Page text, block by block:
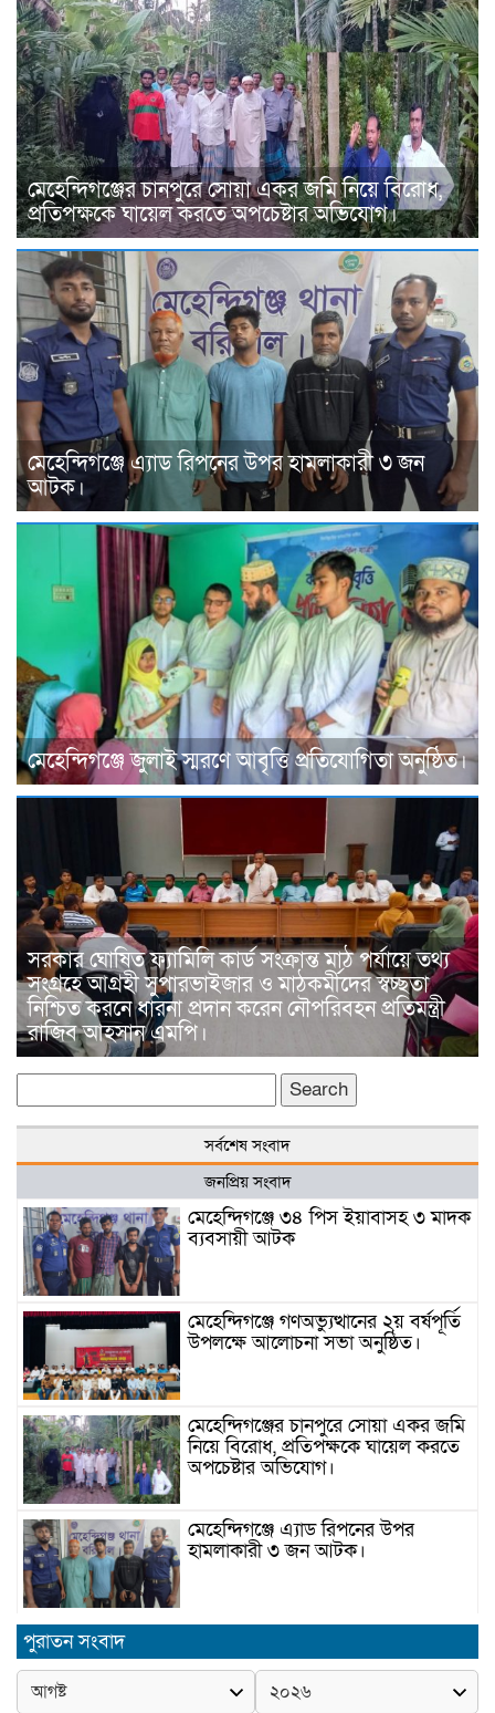
মেহেন্দিগঞ্জের চানপুরে সোয়া একর জমি নিয়ে বিরোধ,
প্রতিপক্ষকে ঘায়েল করতে অপচেষ্টার অভিযোগ।
মেহেন্দিগঞ্জে এ্যাড রিপনের উপর হামলাকারী ৩ জন
আটক।
মেহেন্দিগঞ্জে জুলাই স্মরণে আবৃত্তি প্রতিযোগিতা অনুষ্ঠিত।
সরকার ঘোষিত ফ্যামিলি কার্ড সংক্রান্ত মাঠ পর্যায়ে তথ্য
সংগ্রহে আগ্রহী সুপারভাইজার ও মাঠকর্মীদের স্বচ্ছতা
নিশ্চিত করনে ধারনা প্রদান করেন নৌপরিবহন প্রতিমন্ত্রী
রাজিব আহসান এমপি।
for:
সর্বশেষ সংবাদ
জনপ্রিয় সংবাদ
মেহেন্দিগঞ্জে ৩৪ পিস ইয়াবাসহ ৩ মাদক
ব্যবসায়ী আটক
মেহেন্দিগঞ্জে গণঅভ্যুত্থানের ২য় বর্ষপূর্তি
উপলক্ষে আলোচনা সভা অনুষ্ঠিত।
মেহেন্দিগঞ্জের চানপুরে সোয়া একর জমি
নিয়ে বিরোধ, প্রতিপক্ষকে ঘায়েল করতে
অপচেষ্টার অভিযোগ।
মেহেন্দিগঞ্জে এ্যাড রিপনের উপর
হামলাকারী ৩ জন আটক।
প্রতিযোগিতা অনুষ্ঠিত।
পুরাতন সংবাদ